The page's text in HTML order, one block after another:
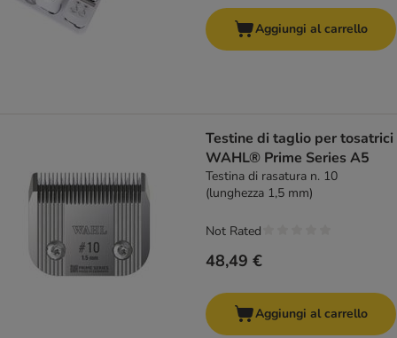
Aggiungi al carrello
Testine di taglio per tosatrici
WAHL® Prime Series A5
Testina di rasatura n. 10
(lunghezza 1,5 mm)
48,49 €
Not Rated
Aggiungi al carrello